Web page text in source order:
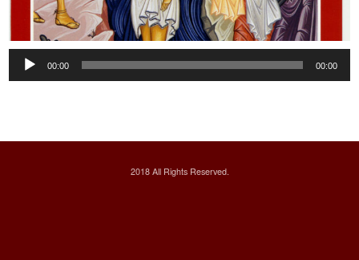
Audio
Player
00:00 00:00
2018 All Rights Reserved.